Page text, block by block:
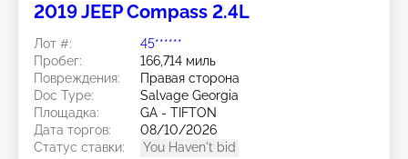
2019 JEEP Compass 2.4L
Лот #:
45******
Пробег:
166,714 миль
Повреждения:
Правая сторона
Doc Type:
Salvage Georgia
Площадка:
GA - TIFTON
Дата торгов:
08/10/2026
Статус ставки:
You Haven't bid